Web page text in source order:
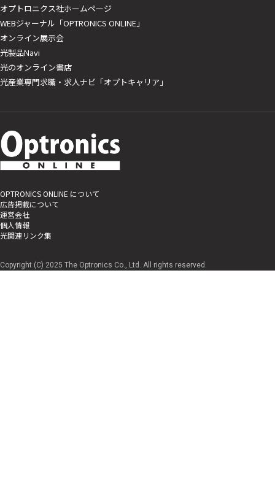
オプトロニクス社ホームページ
WEBジャーナル「OPTRONICS ONLINE」
オンライン展示会
光製品Navi
光のオンライン書店
光産業専門求職・求人ナビ「オプトキャリア」
OPTRONICS ONLINE について
広告掲載について
運営会社
個人情報
光関連リンク集
Copyright (C) 2025 The Optronics Co., Ltd. All rights reserved.